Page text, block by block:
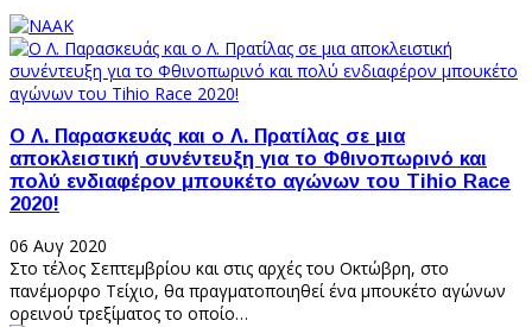
Ο Λ. Παρασκευάς και ο Λ. Πρατίλας σε μια
αποκλειστική συνέντευξη για το Φθινοπωρινό και
πολύ ενδιαφέρον μπουκέτο αγώνων του Tihio Race
2020!
06 Αυγ 2020
Στο τέλος Σεπτεμβρίου και στις αρχές του Οκτώβρη, στο
πανέμορφο Τείχιο, θα πραγματοποιηθεί ένα μπουκέτο αγώνων
ορεινού τρεξίματος το οποίο…